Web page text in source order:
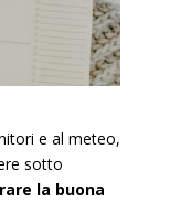
e al meteo,
sotto
la buona